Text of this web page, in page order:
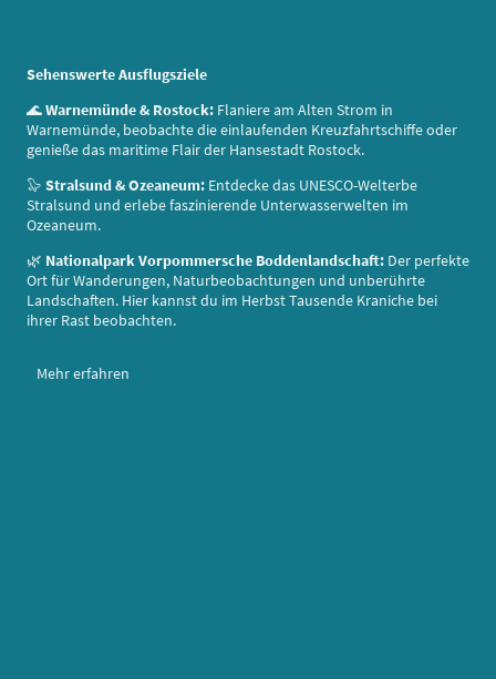
Sehenswerte Ausflugsziele
🌊Warnemünde & Rostock: Flaniere am Alten Strom in
Warnemünde, beobachte die einlaufenden Kreuzfahrtschiffe oder
genieße das maritime Flair der Hansestadt Rostock.
🦭 Stralsund & Ozeaneum: Entdecke das UNESCO-Welterbe
Stralsund und erlebe faszinierende Unterwasserwelten im
Ozeaneum.
🌿 Nationalpark Vorpommersche Boddenlandschaft: Der perfekte
Ort für Wanderungen, Naturbeobachtungen und unberührte
Landschaften. Hier kannst du im Herbst Tausende Kraniche bei
ihrer Rast beobachten.
Mehr erfahren